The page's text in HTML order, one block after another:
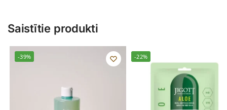
Saistītie produkti
-39% -22%